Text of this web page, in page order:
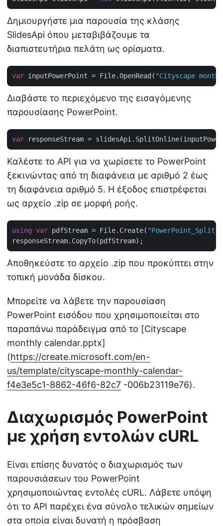
Δημιουργήστε μια παρουσία της κλάσης
SlidesApi όπου μεταβιβάζουμε τα
διαπιστευτήρια πελάτη ως ορίσματα.
var inputPowerPoint = File.OpenRead( "Cityscape
Διαβάστε το περιεχόμενο της εισαγόμενης
παρουσίασης PowerPoint.
var responseStream =
Καλέστε το API για να χωρίσετε το PowerPoint
ξεκινώντας από τη διαφάνεια με αριθμό 2 έως
τη διαφάνεια αριθμό 5. Η έξοδος επιστρέφεται
ως αρχείο .zip σε μορφή ροής.
using var pdfStream = File.Create(
Αποθηκεύστε το αρχείο .zip που προκύπτει στην
τοπική μονάδα δίσκου.
Μπορείτε να λάβετε την παρουσίαση
PowerPoint εισόδου που χρησιμοποιείται στο
παραπάνω παράδειγμα από το [Cityscape
monthly calendar.pptx]
(https://create.microsoft.com/en-
us/template/cityscape-monthly-calendar-
f4e3e5c1-8862-46f6-82c7 -006b23119e76).
Διαχωρισμός PowerPoint
με χρήση εντολών cURL
Είναι επίσης δυνατός ο διαχωρισμός των
παρουσιάσεων του PowerPoint
χρησιμοποιώντας εντολές cURL. Λάβετε υπόψη
ότι το API παρέχει ένα σύνολο τελικών σημείων
στα οποία είναι δυνατή η πρόσβαση